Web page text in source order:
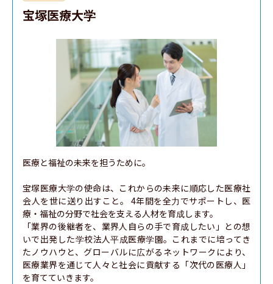
宝塚医療大学
医療と福祉の未来を担うために。
宝塚医療大学の使命は、これからの未来に順応した医療社
会人を世に送り出すこと。 4年間を全力でサポートし、医
療・福祉の分野で社会を支える人材を育成します。
「業界の後継者を、業界人自らの手で育成したい」との想
いで出発した学校法人平成医療学園。これまでに培ってき
たノウハウと、グローバルに広がるネットワークにより、
医療業界を通じて人々と社会に貢献する「次代の医療人」
を育てていきます。